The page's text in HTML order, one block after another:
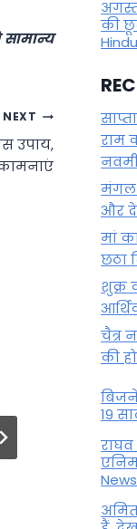
NEXT
उपाय,
इन
By
की
राम
नवमी
मंगल
और
मां
छठा
शुक्र
चैत्र
की
19
News